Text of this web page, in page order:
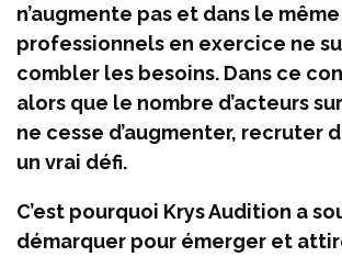
n’augmente pas et dans le
professionnels en exercice ne
combler les besoins. Dans ce
alors que le nombre d’acteurs
ne cesse d’augmenter, recruter
un vrai défi.
C’est pourquoi Krys Audition a
démarquer pour émerger et